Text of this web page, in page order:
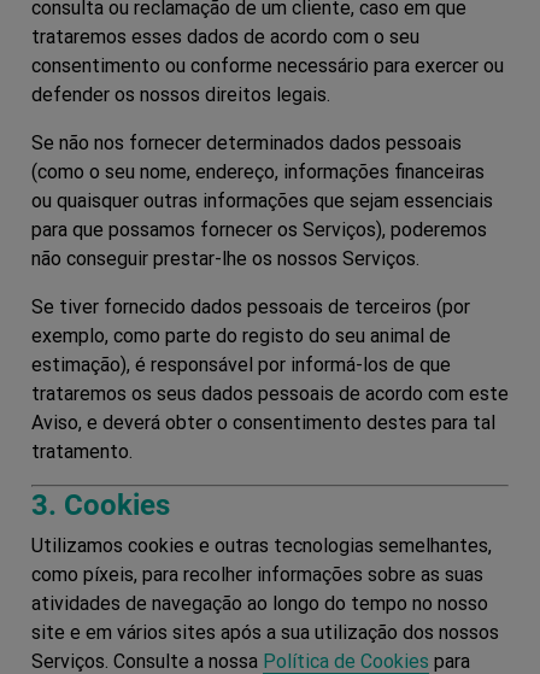
consulta ou reclamação de um cliente, caso em que
trataremos esses dados de acordo com o seu
consentimento ou conforme necessário para exercer ou
defender os nossos direitos legais.
Se não nos fornecer determinados dados pessoais
(como o seu nome, endereço, informações financeiras
ou quaisquer outras informações que sejam essenciais
para que possamos fornecer os Serviços), poderemos
não conseguir prestar-lhe os nossos Serviços.
Se tiver fornecido dados pessoais de terceiros (por
exemplo, como parte do registo do seu animal de
estimação), é responsável por informá-los de que
trataremos os seus dados pessoais de acordo com este
Aviso, e deverá obter o consentimento destes para tal
tratamento.
3. Cookies
Utilizamos cookies e outras tecnologias semelhantes,
como píxeis, para recolher informações sobre as suas
atividades de navegação ao longo do tempo no nosso
site e em vários sites após a sua utilização dos nossos
Serviços. Consulte a nossa Política de Cookies para